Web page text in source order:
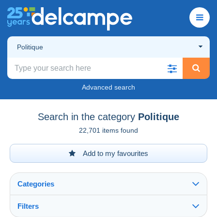
Politique
Advanced search
Search in the category Politique
22,701 items found
Add to my favourites
Categories
Filters